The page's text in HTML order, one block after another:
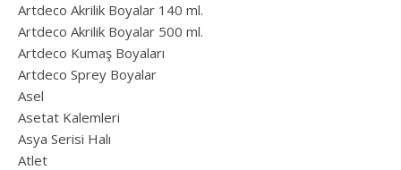
Artdeco Akrilik Boyalar 140 ml.
Artdeco Akrilik Boyalar 500 ml.
Artdeco Kumaş Boyaları
Artdeco Sprey Boyalar
Asel
Asetat Kalemleri
Asya Serisi Halı
Atlet